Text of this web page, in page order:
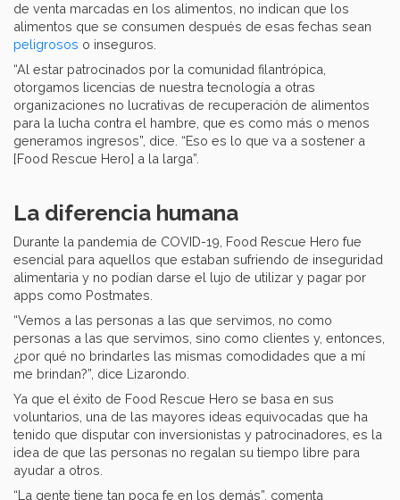
de venta marcadas en los alimentos, no indican que los
alimentos que se consumen después de esas fechas sean
peligrosos o inseguros.
“Al estar patrocinados por la comunidad filantrópica,
otorgamos licencias de nuestra tecnología a otras
organizaciones no lucrativas de recuperación de alimentos
para la lucha contra el hambre, que es como más o menos
generamos ingresos”, dice. “Eso es lo que va a sostener a
[Food Rescue Hero] a la larga”.
La diferencia humana
Durante la pandemia de COVID-19, Food Rescue Hero fue
esencial para aquellos que estaban sufriendo de inseguridad
alimentaria y no podían darse el lujo de utilizar y pagar por
apps como Postmates.
“Vemos a las personas a las que servimos, no como
personas a las que servimos, sino como clientes y, entonces,
¿por qué no brindarles las mismas comodidades que a mí
me brindan?”, dice Lizarondo.
Ya que el éxito de Food Rescue Hero se basa en sus
voluntarios, una de las mayores ideas equivocadas que ha
tenido que disputar con inversionistas y patrocinadores, es la
idea de que las personas no regalan su tiempo libre para
ayudar a otros.
“La gente tiene tan poca fe en los demás”, comenta